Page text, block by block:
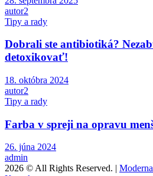
autor2
Tipy a rady
Dobrali ste antibiotiká?
detoxikovať!
18. októbra 2024
autor2
Tipy a rady
Farba v spreji na opravu
26. júna 2024
admin
2026 © All Rights Reserved. |